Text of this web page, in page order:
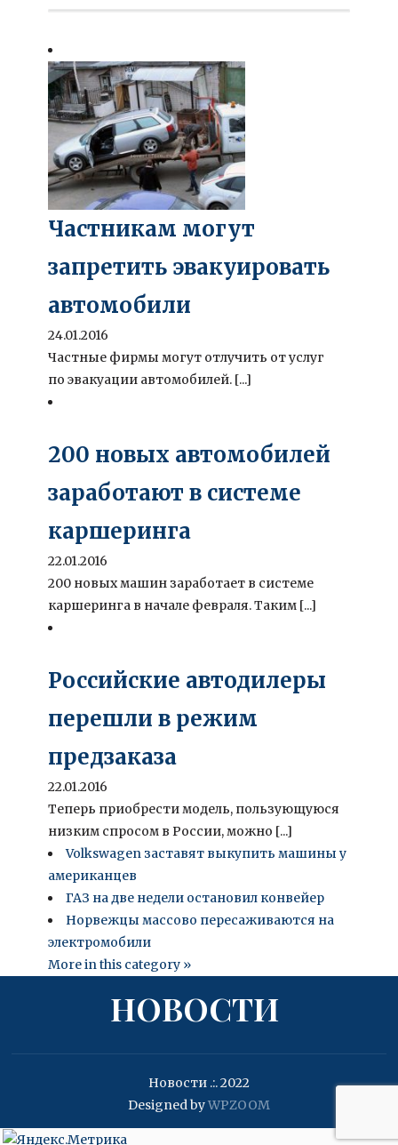
Частникам могут
запретить эвакуировать
автомобили
24.01.2016
Частные фирмы могут отлучить от услуг
по эвакуации автомобилей. [...]
200 новых автомобилей
заработают в системе
каршеринга
22.01.2016
200 новых машин заработает в системе
каршеринга в начале февраля. Таким [...]
Российские автодилеры
перешли в режим
предзаказа
22.01.2016
Теперь приобрести модель, пользующуюся
низким спросом в России, можно [...]
Volkswagen заставят выкупить машины у
американцев
ГАЗ на две недели остановил конвейер
Норвежцы массово пересаживаются на
электромобили
More in this category »
НОВОСТИ
Новости .:. 2022
Designed byWPZOOM